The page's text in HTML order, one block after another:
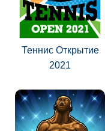
Теннис Открытие
2021